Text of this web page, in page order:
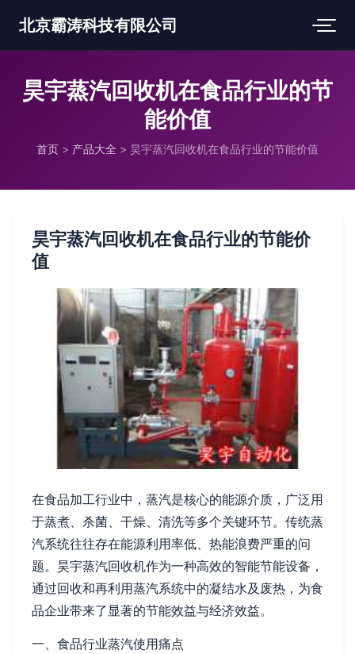
北京霸涛科技有限公司
昊宇蒸汽回收机在食品行业的节
能价值
首页 > 产品大全 > 昊宇蒸汽回收机在食品行业的节能价值
昊宇蒸汽回收机在食品行业的节能价
值
在食品加工行业中，蒸汽是核心的能源介质，广泛用
于蒸煮、杀菌、干燥、清洗等多个关键环节。传统蒸
汽系统往往存在能源利用率低、热能浪费严重的问
题。昊宇蒸汽回收机作为一种高效的智能节能设备，
通过回收和再利用蒸汽系统中的凝结水及废热，为食
品企业带来了显著的节能效益与经济效益。
一、食品行业蒸汽使用痛点